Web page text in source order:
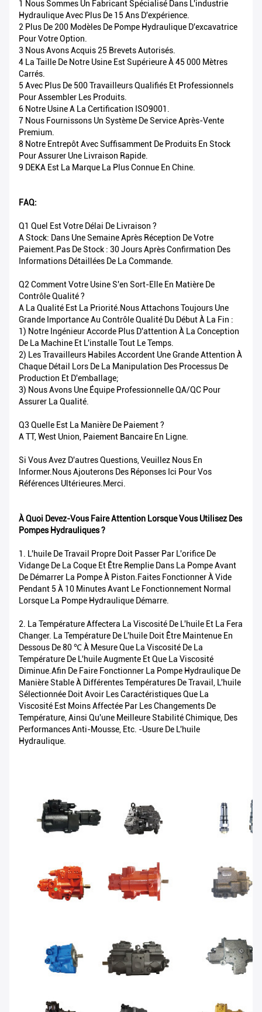
1 Nous Sommes Un Fabricant Spécialisé Dans L'industrie
Hydraulique Avec Plus De 15 Ans D'expérience.
2 Plus De 200 Modèles De Pompe Hydraulique D'excavatrice
Pour Votre Option.
3 Nous Avons Acquis 25 Brevets Autorisés.
4 La Taille De Notre Usine Est Supérieure À 45 000 Mètres
Carrés.
5 Avec Plus De 500 Travailleurs Qualifiés Et Professionnels
Pour Assembler Les Produits.
6 Notre Usine A La Certification ISO9001.
7 Nous Fournissons Un Système De Service Après-Vente
Premium.
8 Notre Entrepôt Avec Suffisamment De Produits En Stock
Pour Assurer Une Livraison Rapide.
9 DEKA Est La Marque La Plus Connue En Chine.
FAQ:
Q1 Quel Est Votre Délai De Livraison ?
A Stock: Dans Une Semaine Après Réception De Votre
Paiement.Pas De Stock : 30 Jours Après Confirmation Des
Informations Détaillées De La Commande.
Q2 Comment Votre Usine S'en Sort-Elle En Matière De
Contrôle Qualité ?
A La Qualité Est La Priorité.Nous Attachons Toujours Une
Grande Importance Au Contrôle Qualité Du Début À La Fin :
1) Notre Ingénieur Accorde Plus D'attention À La Conception
De La Machine Et L'installe Tout Le Temps.
2) Les Travailleurs Habiles Accordent Une Grande Attention À
Chaque Détail Lors De La Manipulation Des Processus De
Production Et D'emballage;
3) Nous Avons Une Équipe Professionnelle QA/QC Pour
Assurer La Qualité.
Q3 Quelle Est La Manière De Paiement ?
A TT, West Union, Paiement Bancaire En Ligne.
Si Vous Avez D'autres Questions, Veuillez Nous En
Informer.Nous Ajouterons Des Réponses Ici Pour Vos
Références Ultérieures.Merci.
À Quoi Devez-Vous Faire Attention Lorsque Vous Utilisez Des
Pompes Hydrauliques ?
1. L'huile De Travail Propre Doit Passer Par L'orifice De
Vidange De La Coque Et Être Remplie Dans La Pompe Avant
De Démarrer La Pompe À Piston.Faites Fonctionner À Vide
Pendant 5 À 10 Minutes Avant Le Fonctionnement Normal
Lorsque La Pompe Hydraulique Démarre.
2. La Température Affectera La Viscosité De L'huile Et La Fera
Changer. La Température De L'huile Doit Être Maintenue En
Dessous De 80 ℃ À Mesure Que La Viscosité De La
Température De L'huile Augmente Et Que La Viscosité
Diminue.Afin De Faire Fonctionner La Pompe Hydraulique De
Manière Stable À Différentes Températures De Travail, L'huile
Sélectionnée Doit Avoir Les Caractéristiques Que La
Viscosité Est Moins Affectée Par Les Changements De
Température, Ainsi Qu'une Meilleure Stabilité Chimique, Des
Performances Anti-Mousse, Etc. -usure De L'huile
Hydraulique.